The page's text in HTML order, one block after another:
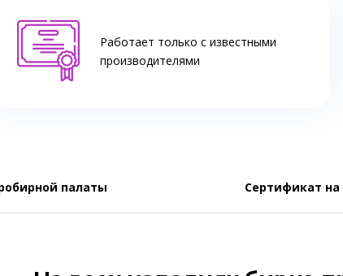
Работает только с известными
производителями
палаты Сертификат